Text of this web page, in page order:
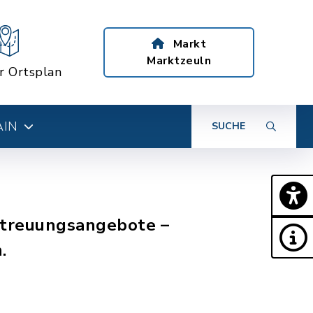
Ortsplan
Markt
Marktzeuln
SUCHE
–